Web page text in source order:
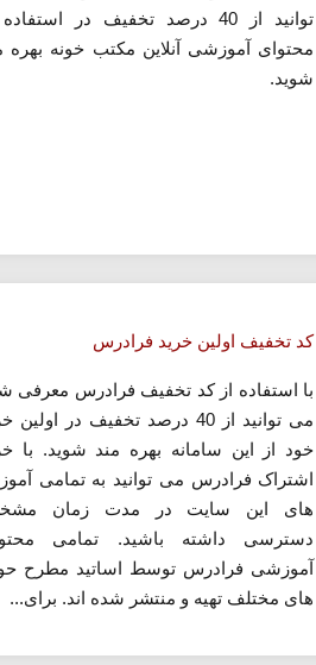
توانید از 40 درصد تخفیف در
محتوای آموزشی آنلاین مکتب خونه بهره
شوید.
کد تخفیف اولین خرید فرادرس
با استفاده از کد تخفیف فرادرس معرفی
می توانید از 40 درصد تخفیف در اولین
خود از این سامانه بهره مند شوید. با
اشتراک فرادرس می توانید به تمامی
های این سایت در مدت زمان
دسترسی داشته باشید. تمامی
آموزشی فرادرس توسط اساتید مطرح
های مختلف تهیه و منتشر شده اند. برای...